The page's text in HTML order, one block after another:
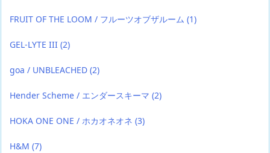
FRUIT OF THE LOOM / フルーツオブザルーム (1)
GEL-LYTE III (2)
goa / UNBLEACHED (2)
Hender Scheme / エンダースキーマ (2)
HOKA ONE ONE / ホカオネオネ (3)
H&M (7)